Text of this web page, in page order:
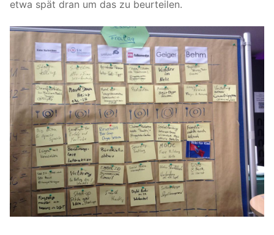
etwa spät dran um das zu beurteilen.